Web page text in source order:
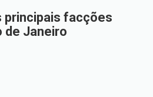
principais facções
de Janeiro